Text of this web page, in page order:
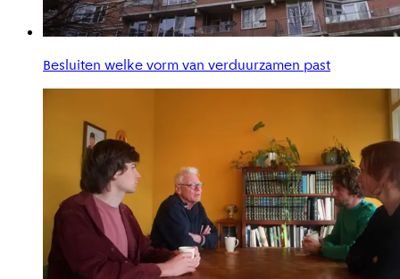
Besluiten welke vorm van verduurzamen past